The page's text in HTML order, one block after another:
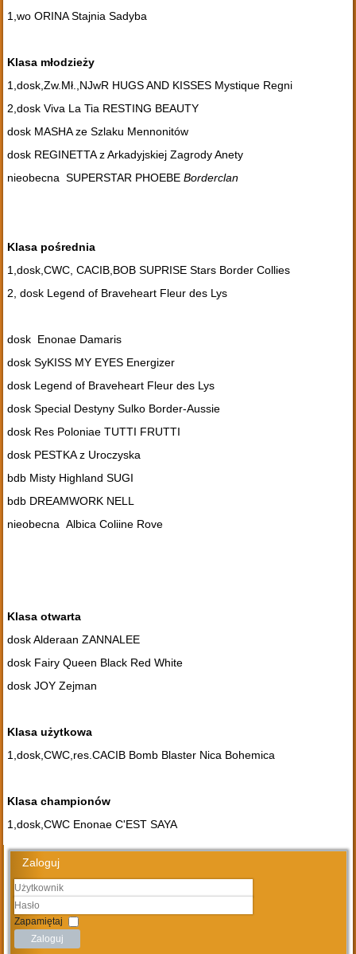
1,wo ORINA Stajnia Sadyba
Klasa młodzieży
1,dosk,Zw.Mł.,NJwR HUGS AND KISSES Mystique Regni
2,dosk Viva La Tia RESTING BEAUTY
dosk MASHA ze Szlaku Mennonitów
dosk REGINETTA z Arkadyjskiej Zagrody Anety
nieobecna SUPERSTAR PHOEBEBorderclan
Klasa pośrednia
1,dosk,CWC, CACIB,BOB SUPRISE Stars Border Collies
2, dosk Legend of Braveheart Fleur des Lys
dosk Enonae Damaris
dosk SyKISS MY EYES Energizer
dosk Legend of Braveheart Fleur des Lys
dosk Special Destyny Sulko Border-Aussie
dosk Res Poloniae TUTTI FRUTTI
dosk PESTKA z Uroczyska
bdb Misty Highland SUGI
bdb DREAMWORK NELL
nieobecna Albica Coliine Rove
Klasa otwarta
dosk Alderaan ZANNALEE
dosk Fairy Queen Black Red White
dosk JOY Zejman
Klasa użytkowa
1,dosk,CWC,res.CACIB Bomb Blaster Nica Bohemica
Klasa championów
1,dosk,CWC Enonae C'EST SAYA
Zaloguj
Użytkownik
Hasło
Zapamiętaj
Zaloguj